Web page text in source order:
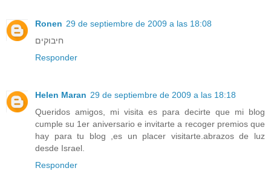
Ronen 29 de septiembre de 2009 a las 18:08
חיבוקים
Responder
Helen Maran 29 de septiembre de 2009 a las 18:18
Queridos amigos, mi visita es para decirte que mi blog
cumple su 1er aniversario e invitarte a recoger premios que
hay para tu blog ,es un placer visitarte.abrazos de luz
desde Israel.
Responder